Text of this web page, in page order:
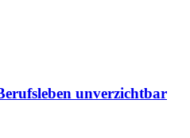
unverzichtbar